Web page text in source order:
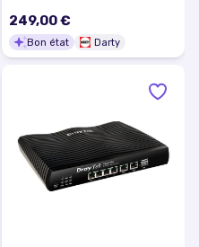
249,00 €
Bon état Darty